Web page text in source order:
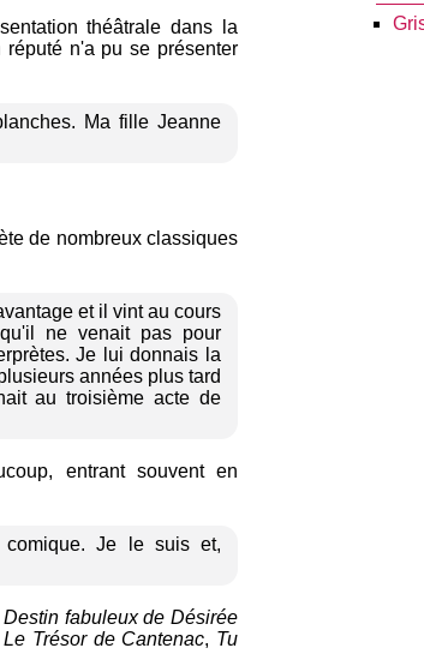
théâtrale dans la
n'a pu se présenter
Ma fille Jeanne
de nombreux classiques
et il vint au cours
ne venait pas pour
Je lui donnais la
années plus tard
au troisième acte de
entrant souvent en
Je le suis et,
Destin fabuleux de Désirée
Le Trésor de Cantenac, Tu